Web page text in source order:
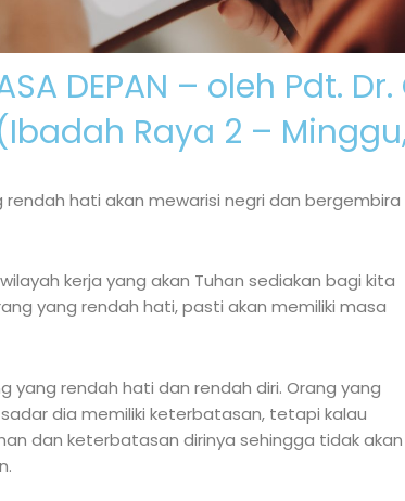
DEPAN – oleh Pdt.
Raya 2 –
rendah hati akan mewarisi negri dan bergembira
kerja yang akan Tuhan sediakan bagi kita
yang rendah hati, pasti akan memiliki masa
rendah hati dan rendah diri. Orang yang
dia memiliki keterbatasan, tetapi kalau
dan keterbatasan dirinya sehingga tidak akan